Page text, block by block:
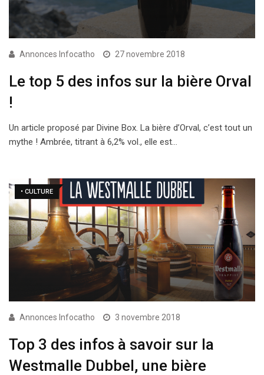
Annonces Infocatho 27 novembre 2018
Le top 5 des infos sur la bière Orval
!
Un article proposé par Divine Box. La bière d’Orval, c’est tout un
mythe ! Ambrée, titrant à 6,2% vol., elle est…
• CULTURE
Annonces Infocatho 3 novembre 2018
Top 3 des infos à savoir sur la
Westmalle Dubbel, une bière